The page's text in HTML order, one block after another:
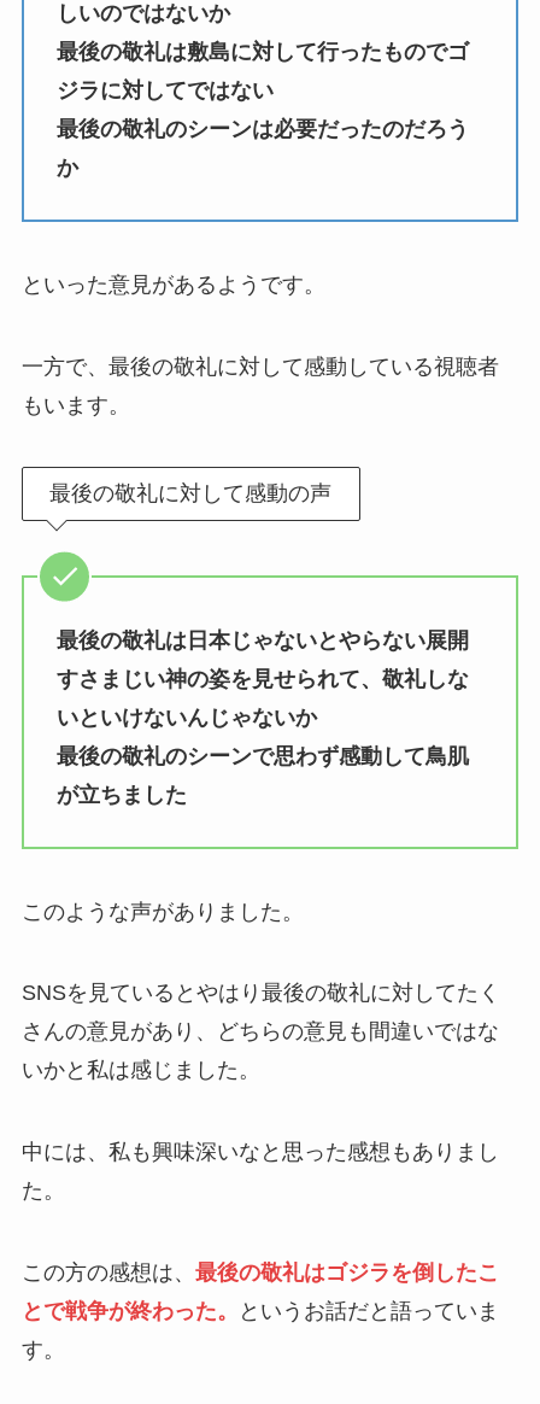
しいのではないか
最後の敬礼は敷島に対して行ったものでゴ
ジラに対してではない
最後の敬礼のシーンは必要だったのだろう
か
といった意見があるようです。
一方で、最後の敬礼に対して感動している視聴者
もいます。
最後の敬礼に対して感動の声
最後の敬礼は日本じゃないとやらない展開
すさまじい神の姿を見せられて、敬礼しな
いといけないんじゃないか
最後の敬礼のシーンで思わず感動して鳥肌
が立ちました
このような声がありました。
SNSを見ているとやはり最後の敬礼に対してたく
さんの意見があり、どちらの意見も間違いではな
いかと私は感じました。
中には、私も興味深いなと思った感想もありまし
た。
この方の感想は、 最後の敬礼はゴジラを倒したこ
とで戦争が終わった。
というお話だと語っていま
す。